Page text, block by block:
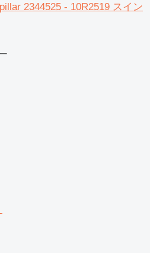
2344525 - 10R2519 スイン